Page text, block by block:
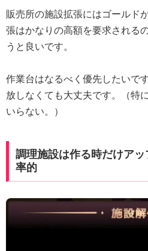
販売所の施設拡張にはゴールド
張はかなりの高額を要求される
うと良いです。
作業台はなるべく優先したいで
放しなくても大丈夫です。（特
いらない。）
調理施設は作る時だけア
率的